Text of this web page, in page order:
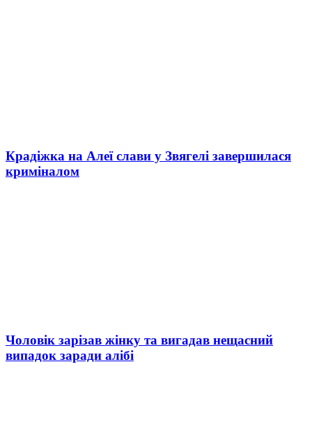
Крадіжка на Алеї слави у Звягелі завершилася
криміналом
Чоловік зарізав жінку та вигадав нещасний
випадок заради алібі